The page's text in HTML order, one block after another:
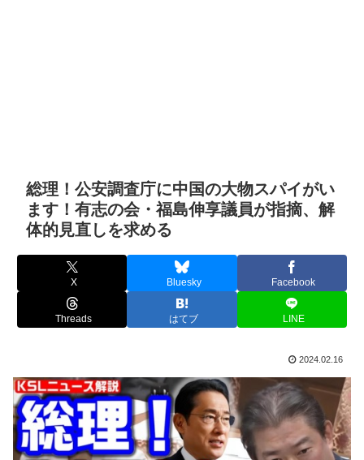
総理！公安調査庁に中国の大物スパイがい
ます！有志の会・福島伸享議員が指摘、解
体的見直しを求める
X Bluesky Facebook
Threads はてブ LINE
2024.02.16